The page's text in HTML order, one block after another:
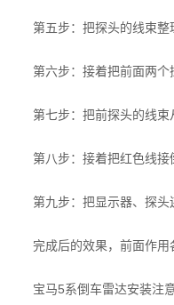
第五步：把探头的线束整
第六步：接着把前面两个
第七步：把前探头的线束
第八步：接着把红色线接
第九步：把显示器、探
完成后的效果，前面作
宝马5系倒车雷达安装注